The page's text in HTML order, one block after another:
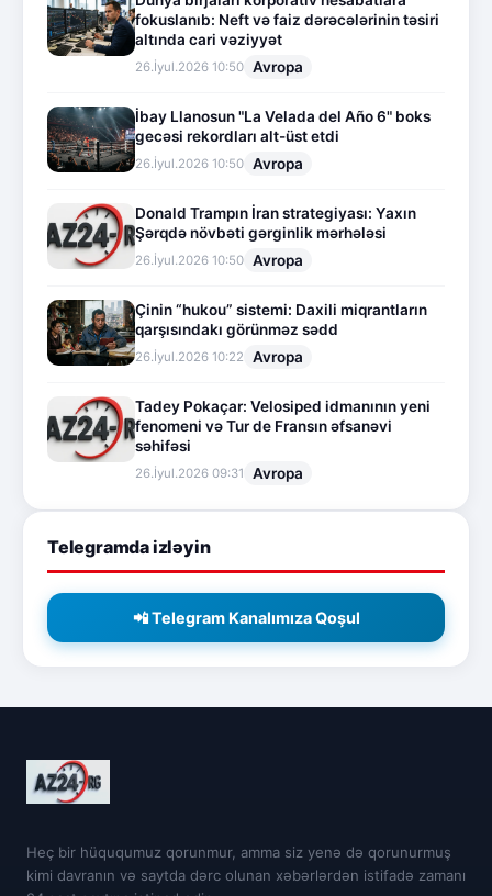
fokuslanıb: Neft və faiz dərəcələrinin təsiri
altında cari vəziyyət
26.İyul.2026 10:50 Avropa
İbay Llanosun "La Velada del Año 6" boks
gecəsi rekordları alt-üst etdi
26.İyul.2026 10:50 Avropa
Donald Trampın İran strategiyası: Yaxın
Şərqdə növbəti gərginlik mərhələsi
26.İyul.2026 10:50 Avropa
Çinin “hukou” sistemi: Daxili miqrantların
qarşısındakı görünməz sədd
26.İyul.2026 10:22 Avropa
Tadey Pokaçar: Velosiped idmanının yeni
fenomeni və Tur de Fransın əfsanəvi
səhifəsi
26.İyul.2026 09:31 Avropa
Telegramda izləyin
📲 Telegram Kanalımıza Qoşul
Heç bir hüququmuz qorunmur, amma siz yenə də qorunurmuş
kimi davranın və saytda dərc olunan xəbərlərdən istifadə zamanı